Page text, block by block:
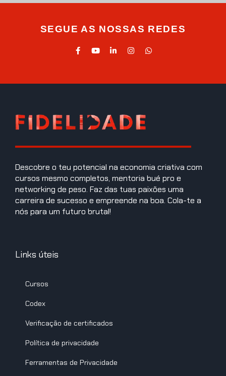
SEGUE AS NOSSAS REDES
Descobre o teu potencial na economia criativa com
cursos mesmo completos, mentoria bué pro e
networking de peso. Faz das tuas paixões uma
carreira de sucesso e empreende na boa. Cola-te a
nós para um futuro brutal!
Links úteis
Cursos
Codex
Verificação de certificados
Política de privacidade
Ferramentas de Privacidade